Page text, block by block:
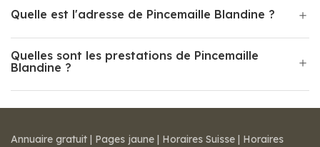
Quelle est l'adresse de Pincemaille Blandine ?
Quelles sont les prestations de Pincemaille
Blandine ?
Annuaire gratuit | Pages jaune | Horaires Suisse | Horaires